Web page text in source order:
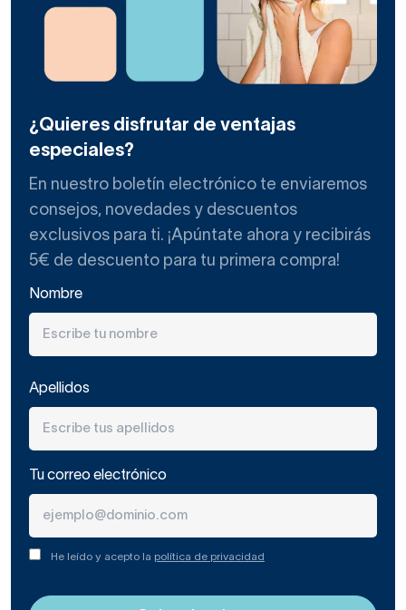
¿Quieres disfrutar de ventajas
especiales?
En nuestro boletín electrónico te enviaremos
consejos, novedades y descuentos
exclusivos para ti. ¡Apúntate ahora y recibirás
5€ de descuento para tu primera compra!
Nombre
Apellidos
Tu correo electrónico
He leído y acepto la política de privacidad